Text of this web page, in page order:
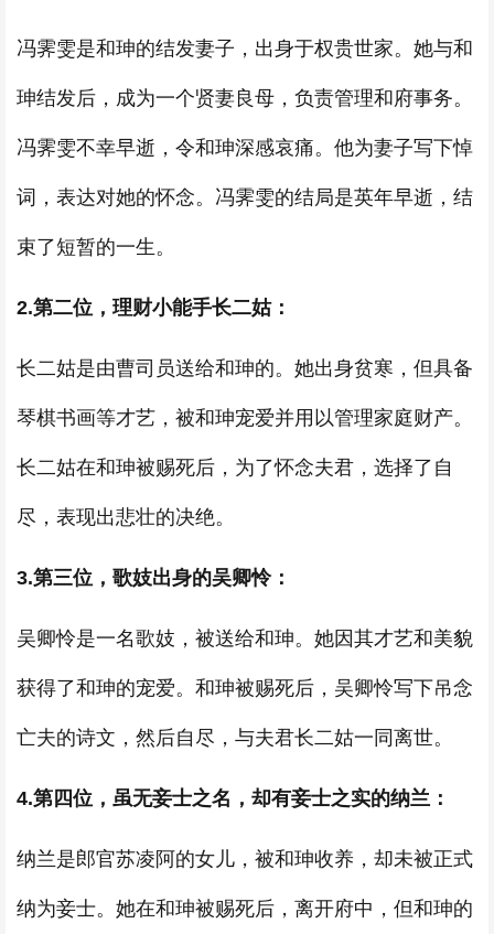
冯霁雯是和珅的结发妻子，出身于权贵世家。她与和
珅结发后，成为一个贤妻良母，负责管理和府事务。
冯霁雯不幸早逝，令和珅深感哀痛。他为妻子写下悼
词，表达对她的怀念。冯霁雯的结局是英年早逝，结
束了短暂的一生。
2.第二位，理财小能手长二姑：
长二姑是由曹司员送给和珅的。她出身贫寒，但具备
琴棋书画等才艺，被和珅宠爱并用以管理家庭财产。
长二姑在和珅被赐死后，为了怀念夫君，选择了自
尽，表现出悲壮的决绝。
3.第三位，歌妓出身的吴卿怜：
吴卿怜是一名歌妓，被送给和珅。她因其才艺和美貌
获得了和珅的宠爱。和珅被赐死后，吴卿怜写下吊念
亡夫的诗文，然后自尽，与夫君长二姑一同离世。
4.第四位，虽无妾士之名，却有妾士之实的纳兰：
纳兰是郎官苏凌阿的女儿，被和珅收养，却未被正式
纳为妾士。她在和珅被赐死后，离开府中，但和珅的